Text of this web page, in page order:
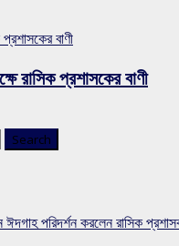
বাণী
রাসিক প্রশাসকের বাণী
ঈদগাহ পরিদর্শন করলেন রাসিক